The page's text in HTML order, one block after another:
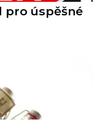
pro úspěšné